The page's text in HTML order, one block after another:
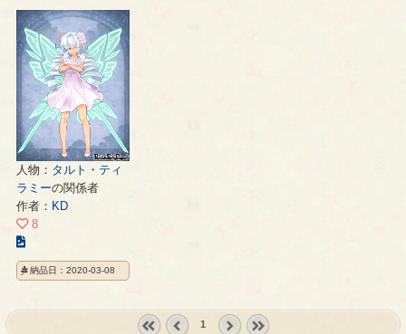
人物： タルト・ティ
ラミーの関係者
作者： KD
8
の
イ
納品日：2020-03-08
1